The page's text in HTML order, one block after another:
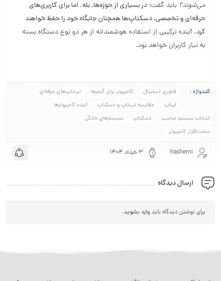
می‌شوند؟ باید گفت: در بسیاری از حوزه‌ها، بله. اما برای کاربری‌های
حرفه‌ای و تخصصی، دسکتاپ‌ها همچنان جایگاه خود را حفظ خواهند
کرد. آینده ترکیبی از استفاده هوشمندانه از هر دو نوع دستگاه بسته
به نیاز کاربران خواهد بود.
کلیدواژه : فناوری دیجیتال کامپیوتر برای گیمرها
لپ‌تاپ‌های حرفه‌ای
لپتاپ
مقایسه لپ‌تاپ و دسکتاپ
آینده کامپیوترها
انتخاب سیستم مناسب
دسکتاپ
سیستم‌های خانگی
سخت‌افزار کامپیوتر
hashemi ۳ خرداد ۱۴۰۴
ارسال دیدگاه
برای نوشتن دیدگاه بایدوارد بشوید.